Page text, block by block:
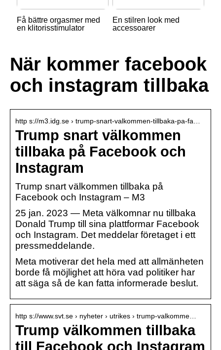
Få bättre orgasmer med
en klitorisstimulator
En stilren look med
accessoarer
När kommer facebook
och instagram tillbaka
http s://m3.idg.se › trump-snart-valkommen-tillbaka-pa-fa…
Trump snart välkommen
tillbaka på Facebook och
Instagram
Trump snart välkommen tillbaka på
Facebook och Instagram – M3
25 jan. 2023 — Meta välkomnar nu tillbaka
Donald Trump till sina plattformar Facebook
och Instagram. Det meddelar företaget i ett
pressmeddelande.
Meta motiverar det hela med att allmänheten
borde få möjlighet att höra vad politiker har
att säga så de kan fatta informerade beslut.
http s://www.svt.se › nyheter › utrikes › trump-valkomme…
Trump välkommen tillbaka
till Facebook och Instagram